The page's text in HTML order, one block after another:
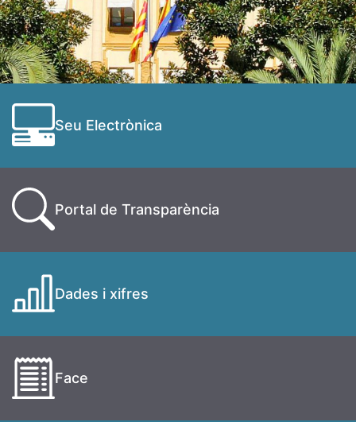
Seu Electrònica
Portal de Transparència
Dades i xifres
Face